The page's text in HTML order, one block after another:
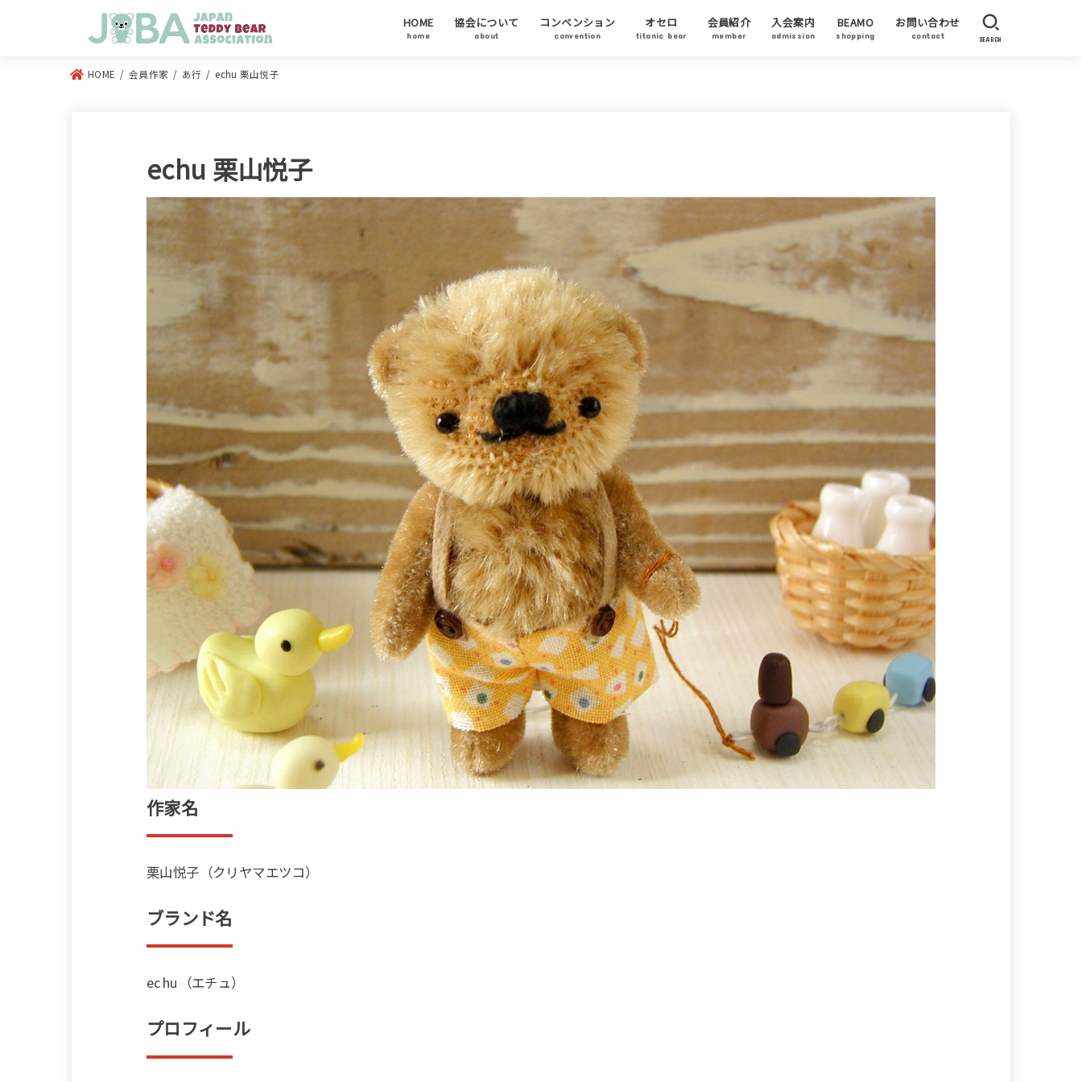
HOME
home
協会について
about
コンベンション
convention
オセロ
titanic bear
会員紹介
member
入会案内
admission
BEAMO
shopping
お問い合わせ
contact SEARCH
HOME 会員作家 あ行 echu 栗山悦子
echu 栗山悦子
作家名
栗山悦子（クリヤマエツコ）
ブランド名
echu（エチュ）
プロフィール